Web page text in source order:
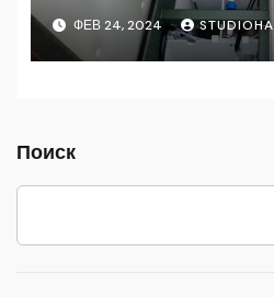
ФЕВ 24, 2024
Поиск